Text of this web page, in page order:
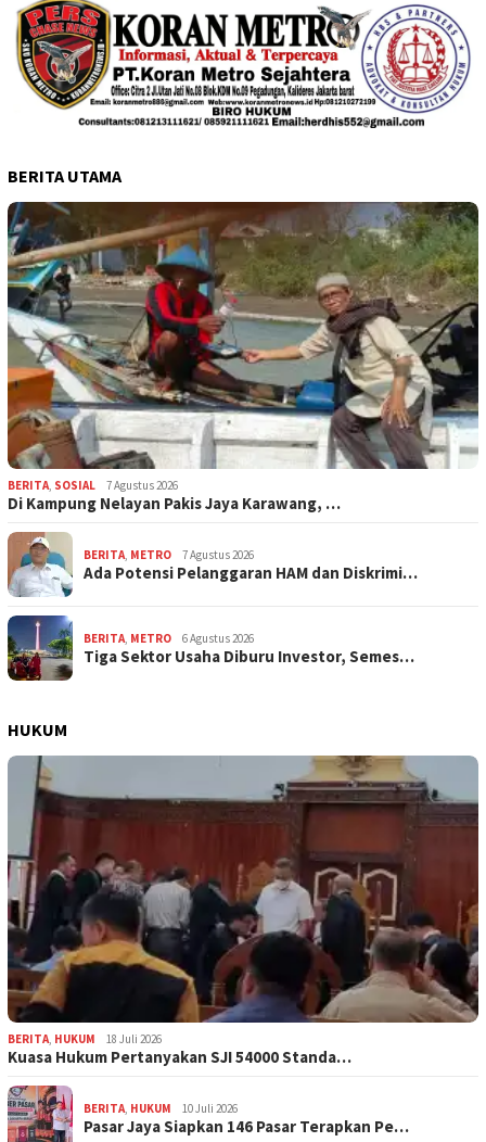
BERITA UTAMA
BERITA, SOSIAL 7 Agustus 2026
Di Kampung Nelayan Pakis Jaya Karawang, …
BERITA, METRO 7 Agustus 2026
Ada Potensi Pelanggaran HAM dan Diskrimi…
BERITA, METRO 6 Agustus 2026
Tiga Sektor Usaha Diburu Investor, Semes…
HUKUM
BERITA, HUKUM 18 Juli 2026
Kuasa Hukum Pertanyakan SJI 54000 Standa…
BERITA, HUKUM 10 Juli 2026
Pasar Jaya Siapkan 146 Pasar Terapkan Pe…